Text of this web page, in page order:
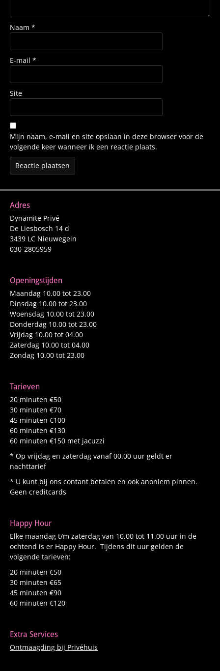
Naam *
E-mail *
Site
Mijn naam, e-mail en site opslaan in deze browser voor de
volgende keer wanneer ik een reactie plaats.
Adres
Dynamite Privé
De Liesbosch 14 d
3439 LC Nieuwegein
030-2805959
Openingstijden
Maandag 10.00 tot 23.00
Dinsdag 10.00 tot 23.00
Woensdag 10.00 tot 23.00
Donderdag 10.00 tot 23.00
Vrijdag 10.00 tot 04.00
Zaterdag 10.00 tot 04.00
Zondag 10.00 tot 23.00
Tarieven
20 minuten €50
30 minuten €70
45 minuten €100
60 minuten €130
60 minuten €150 met jacuzzi
* Op vrijdag en zaterdag vanaf 00.00 uur geldt er
nachttarief
* U kunt bij ons contant betalen en ook anoniem pinnen.
Geen creditcards
Happy Hour
Elke maandag t/m zaterdag van 10.00 tot 11.00 uur in de
ochtend is er Happy Hour. Tijdens dit uur gelden de
volgende tarieven:
20 minuten €50
30 minuten €65
45 minuten €90
60 minuten €120
Extra Services
Ontmaagding bij Privéhuis